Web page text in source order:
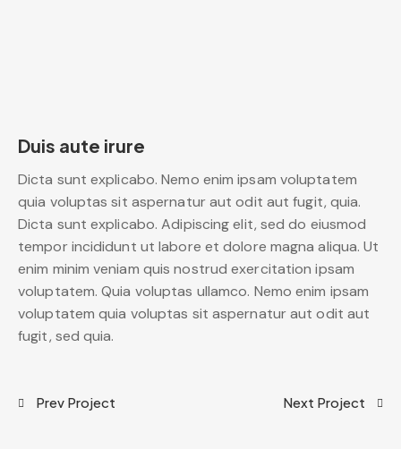
Duis aute irure
Dicta sunt explicabo. Nemo enim ipsam voluptatem
quia voluptas sit aspernatur aut odit aut fugit, quia.
Dicta sunt explicabo. Adipiscing elit, sed do eiusmod
tempor incididunt ut labore et dolore magna aliqua. Ut
enim minim veniam quis nostrud exercitation ipsam
voluptatem. Quia voluptas ullamco. Nemo enim ipsam
voluptatem quia voluptas sit aspernatur aut odit aut
fugit, sed quia.
Prev Project Next Project